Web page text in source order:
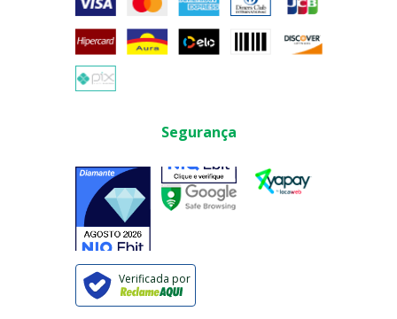
Segurança
Verificada por